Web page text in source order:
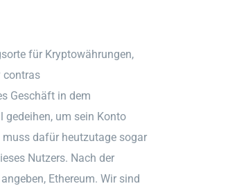
für Kryptowährungen,
contras
Geschäft in dem
um sein Konto
dafür heutzutage sogar
Nutzers. Nach der
Ethereum. Wir sind